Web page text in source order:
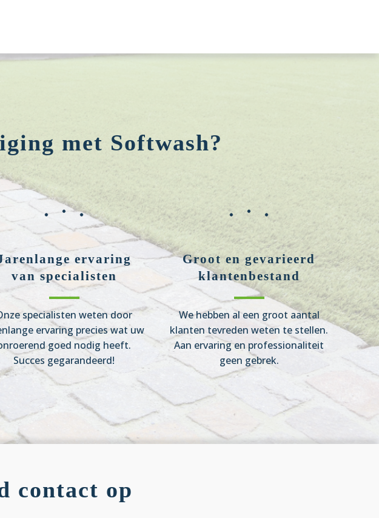
met Softwash?
ervaring
van specialisten
specialisten weten door
ervaring precies wat uw
goed nodig heeft.
Succes gegarandeerd!
Groot en gevarieerd
klantenbestand
We hebben al een groot aantal
klanten tevreden weten te stellen.
Aan ervaring en professionaliteit
geen gebrek.
contact op